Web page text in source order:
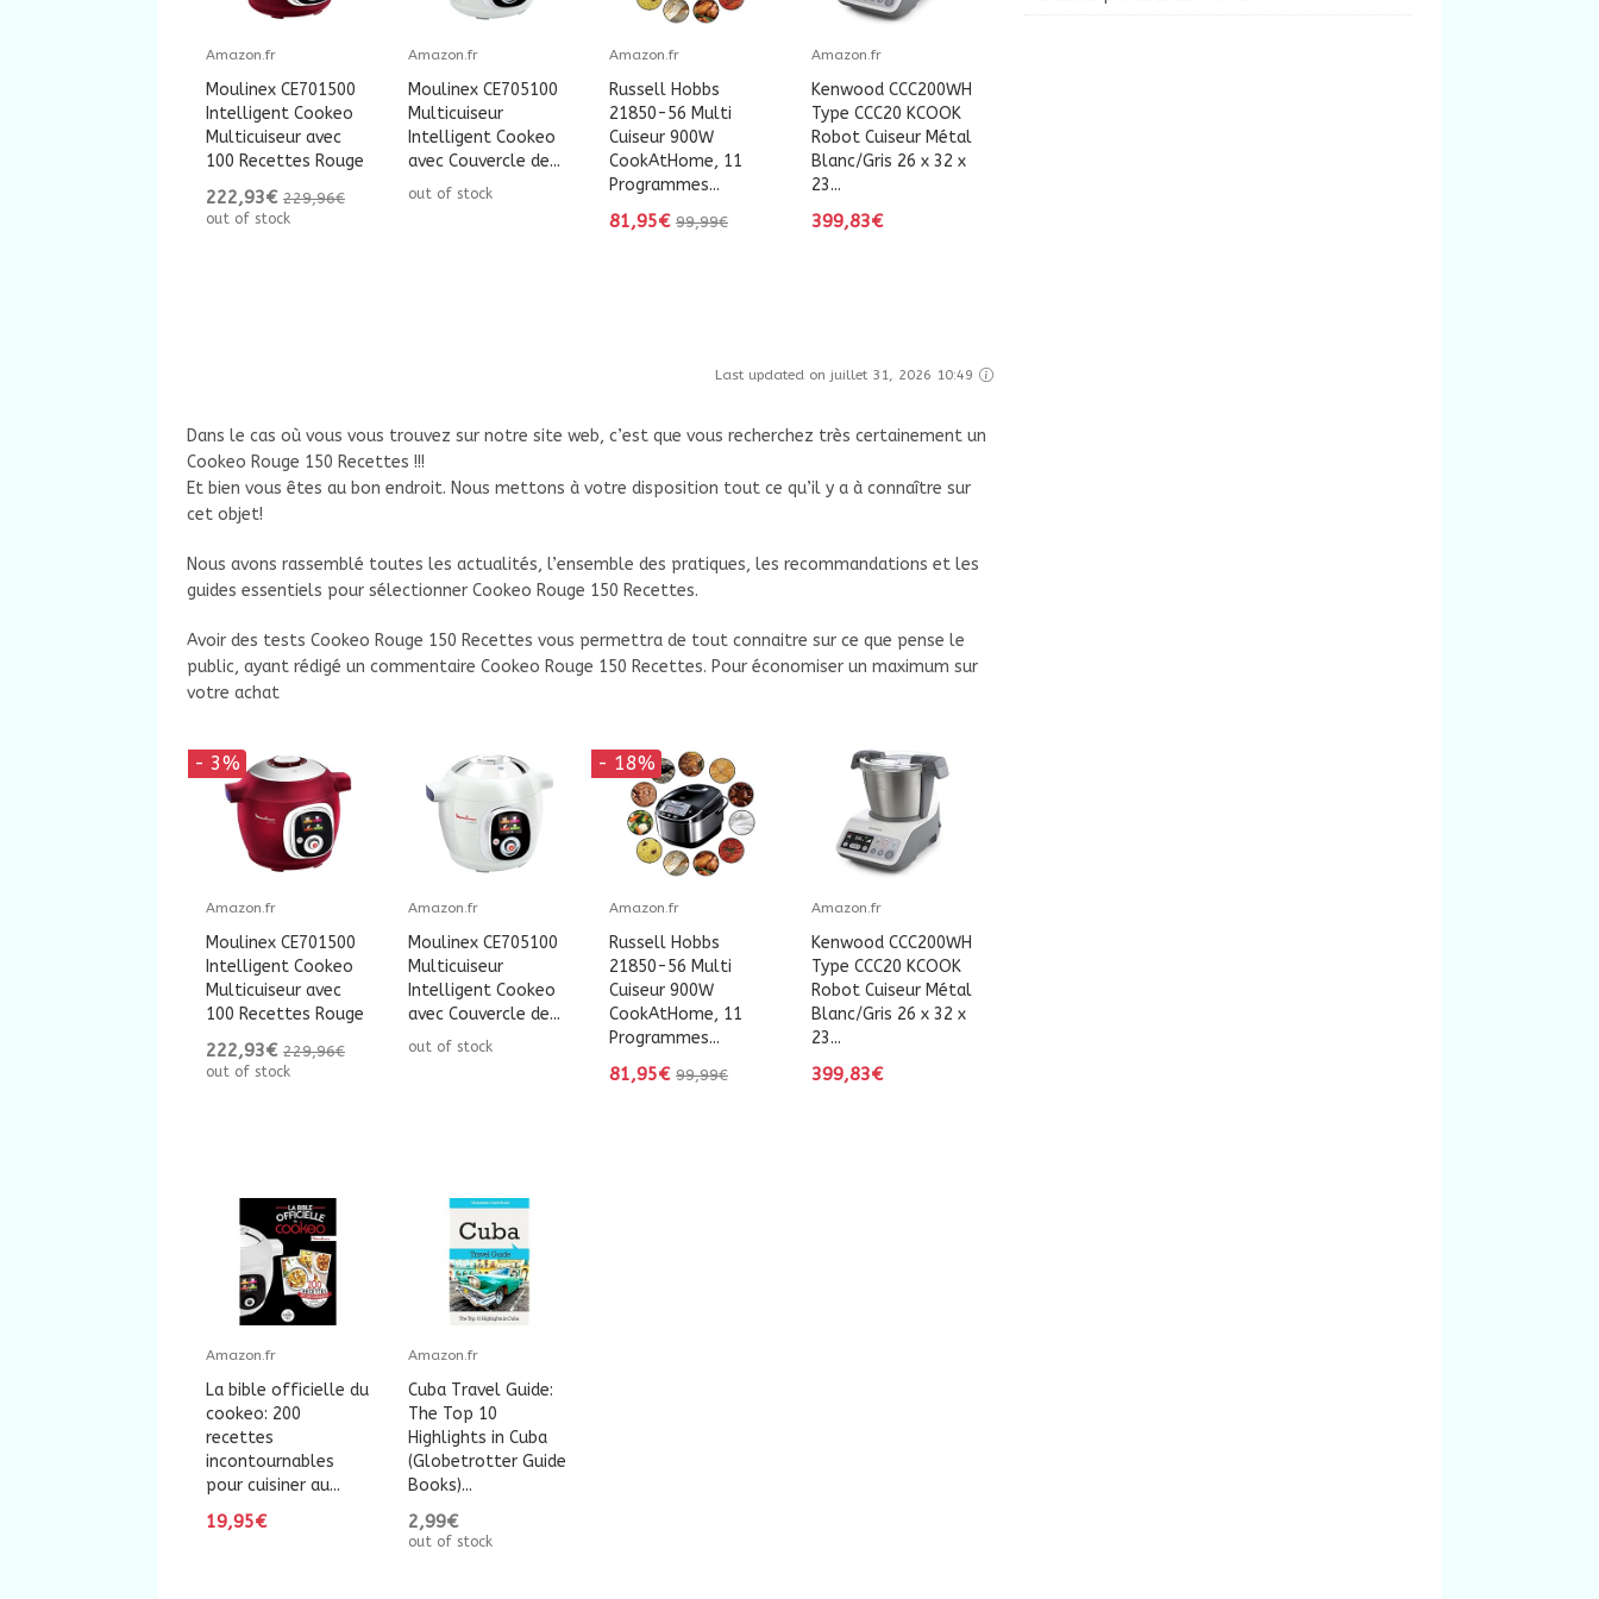
Amazon.fr
Moulinex CE701500
Intelligent Cookeo
Multicuiseur avec
100 Recettes Rouge
222,93€ 229,96€
out of stock
Amazon.fr
Moulinex CE705100
Multicuiseur
Intelligent Cookeo
avec Couvercle de...
out of stock
Amazon.fr
Russell Hobbs
21850-56 Multi
Cuiseur 900W
CookAtHome, 11
Programmes...
81,95€ 99,99€
Amazon.fr
Kenwood CCC200WH
Type CCC20 KCOOK
Robot Cuiseur Métal
Blanc/Gris 26 x 32 x
23...
399,83€
Last updated on juillet 31, 2026 10:49
Dans le cas où vous vous trouvez sur notre site web, c’est que vous recherchez très certainement un
Cookeo Rouge 150 Recettes !!!
Et bien vous êtes au bon endroit. Nous mettons à votre disposition tout ce qu’il y a à connaître sur
cet objet!
Nous avons rassemblé toutes les actualités, l’ensemble des pratiques, les recommandations et les
guides essentiels pour sélectionner Cookeo Rouge 150 Recettes.
Avoir des tests Cookeo Rouge 150 Recettes vous permettra de tout connaitre sur ce que pense le
public, ayant rédigé un commentaire Cookeo Rouge 150 Recettes. Pour économiser un maximum sur
votre achat
- 3%
Amazon.fr
Moulinex CE701500
Intelligent Cookeo
Multicuiseur avec
100 Recettes Rouge
222,93€ 229,96€
out of stock
Amazon.fr
Moulinex CE705100
Multicuiseur
Intelligent Cookeo
avec Couvercle de...
out of stock
- 18%
Amazon.fr
Russell Hobbs
21850-56 Multi
Cuiseur 900W
CookAtHome, 11
Programmes...
81,95€ 99,99€
Amazon.fr
Kenwood CCC200WH
Type CCC20 KCOOK
Robot Cuiseur Métal
Blanc/Gris 26 x 32 x
23...
399,83€
Amazon.fr
La bible officielle du
cookeo: 200
recettes
incontournables
pour cuisiner au...
19,95€
Amazon.fr
Cuba Travel Guide:
The Top 10
Highlights in Cuba
(Globetrotter Guide
Books)...
2,99€
out of stock